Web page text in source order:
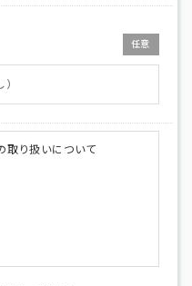
任意
取り扱いについて